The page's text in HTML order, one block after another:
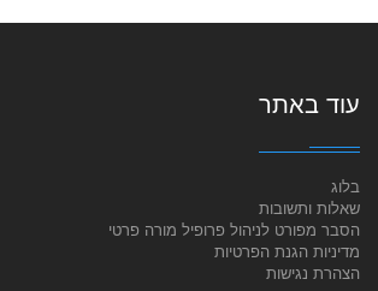
עוד באתר
בלוג
שאלות ותשובות
הסבר מפורט לניהול פרופיל מורה פרטי
מדיניות הגנת הפרטיות
הצהרת נגישות